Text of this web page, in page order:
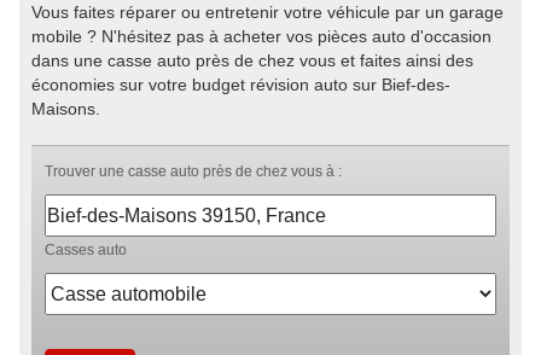
Vous faites réparer ou entretenir votre véhicule par un garage
mobile ? N'hésitez pas à acheter vos pièces auto d'occasion
dans une casse auto près de chez vous et faites ainsi des
économies sur votre budget révision auto sur Bief-des-
Maisons.